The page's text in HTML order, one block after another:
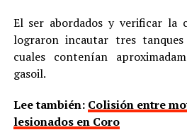
El ser abordados y verificar la
lograron incautar tres
cuales contenían
gasoil.
Lee también: Colisión entre
lesionados en Coro